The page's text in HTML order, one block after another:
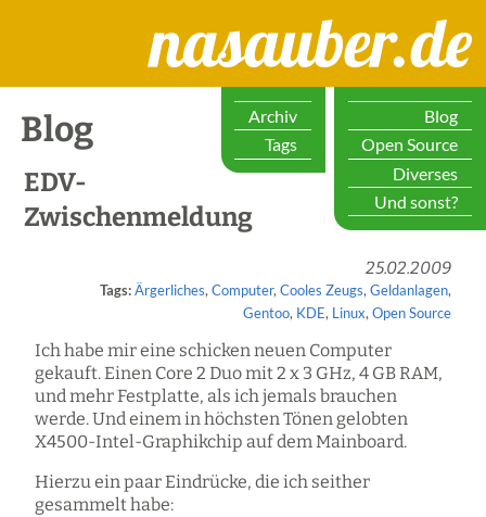
nasauber.de
Blog
Open Source
Diverses
Und sonst?
Archiv
Tags
Blog
EDV-
Zwischenmeldung
25.02.2009
Tags:Ärgerliches, Computer, Cooles Zeugs, Geldanlagen,
Gentoo, KDE, Linux, Open Source
Ich habe mir eine schicken neuen Computer
gekauft. Einen Core 2 Duo mit 2 x 3 GHz, 4 GB RAM,
und mehr Festplatte, als ich jemals brauchen
werde. Und einem in höchsten Tönen gelobten
X4500-Intel-Graphikchip auf dem Mainboard.
Hierzu ein paar Eindrücke, die ich seither
gesammelt habe: